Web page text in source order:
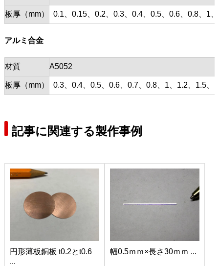
板厚（mm） 0.1、0.15、0.2、0.3、0.4、0.5、0.6、0.8、1
アルミ合金
材質 A5052
板厚（mm） 0.3、0.4、0.5、0.6、0.7、0.8、1、1.2、1.5、
記事に関連する製作事例
円形薄板銅板 t0.2とt0.6
...
幅0.5ｍｍ×長さ30ｍｍ ...